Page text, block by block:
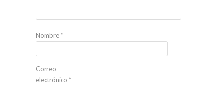
Nombre*
Correo
electrónico *